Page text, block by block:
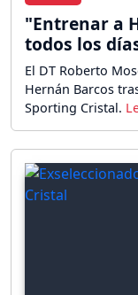
"Entrenar a
todos los
El DT Roberto
Hernán Barcos
Sporting Cristal.